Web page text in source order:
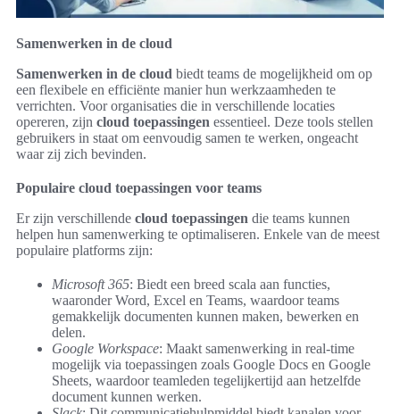
Samenwerken in de cloud
Samenwerken in de cloud biedt teams de mogelijkheid om op
een flexibele en efficiënte manier hun werkzaamheden te
verrichten. Voor organisaties die in verschillende locaties
opereren, zijn cloud toepassingen essentieel. Deze tools stellen
gebruikers in staat om eenvoudig samen te werken, ongeacht
waar zij zich bevinden.
Populaire cloud toepassingen voor teams
Er zijn verschillende cloud toepassingen die teams kunnen
helpen hun samenwerking te optimaliseren. Enkele van de meest
populaire platforms zijn:
Microsoft 365: Biedt een breed scala aan functies,
waaronder Word, Excel en Teams, waardoor teams
gemakkelijk documenten kunnen maken, bewerken en
delen.
Google Workspace: Maakt samenwerking in real-time
mogelijk via toepassingen zoals Google Docs en Google
Sheets, waardoor teamleden tegelijkertijd aan hetzelfde
document kunnen werken.